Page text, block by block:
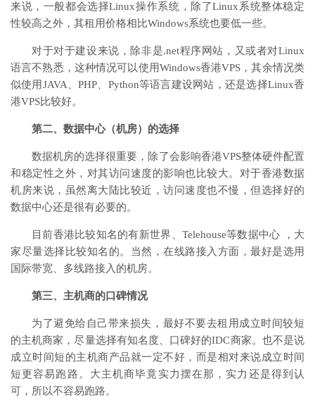
来说，一般都会选择Linux操作系统，除了Linux系统整体稳定
性较高之外，其租用价格相比Windows系统也要低一些。
对于对于建设来说，除非是.net程序网站，又或者对Linux
语言不熟悉，这种情况可以使用Windows香港VPS，其余情况类
似使用JAVA、PHP、Python等语言建设网站，还是选择Linux香
港VPS比较好。
第二、数据中心（机房）的选择
数据机房的选择很重要，除了会影响香港VPS整体硬件配置
和稳定性之外，对其访问速度的影响也比较大。对于香港数据
机房来说，虽然离大陆比较近，访问速度也不慢，但选择好的
数据中心还是很有必要的。
目前香港比较知名的有新世界、Telehouse等数据中心 ，大
家尽量选择比较知名的。当然，在线路接入方面，最好是选用
国际带宽、多线路接入的机房。
第三、主机商的口碑情况
为了避免给自己带来损失，最好不要去租用成立时间较短
的主机商家，尽量选择有知名度、口碑好的IDC商家。也不是说
成立时间短的主机商产品就一定不好，而是相对来说成立时间
短更容易跑路。大主机商毕竟实力摆在那，实力还是得到认
可，所以不容易跑路。